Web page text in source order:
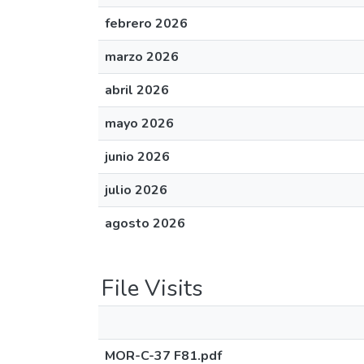
febrero 2026
marzo 2026
abril 2026
mayo 2026
junio 2026
julio 2026
agosto 2026
File Visits
MOR-C-37 F81.pdf